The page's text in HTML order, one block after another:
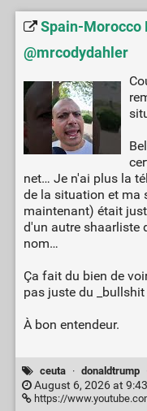
Spain-Morocco
@mrcodydahler
net… Je n'ai plus la
de la situation et ma
maintenant) était
d'un autre shaarliste
nom…
Ça fait du bien de
pas juste du
À bon entendeur.
ceuta · donaldtrump
August 6, 2026 at
https://